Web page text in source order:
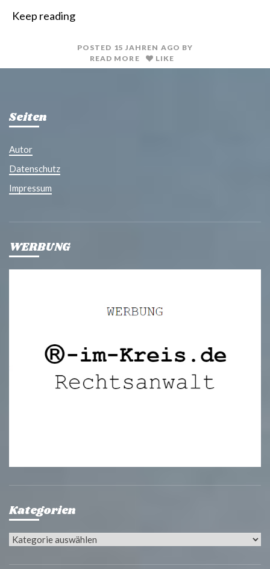
n
i
Keep reading
POSTED 15 JAHREN AGO BY
READ MORE
LIKE
Seiten
Autor
Datenschutz
Impressum
WERBUNG
Kategorien
Kategorien